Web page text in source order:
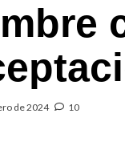
de 2024 10